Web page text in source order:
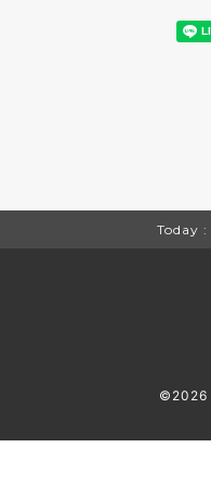
Today :
©2026